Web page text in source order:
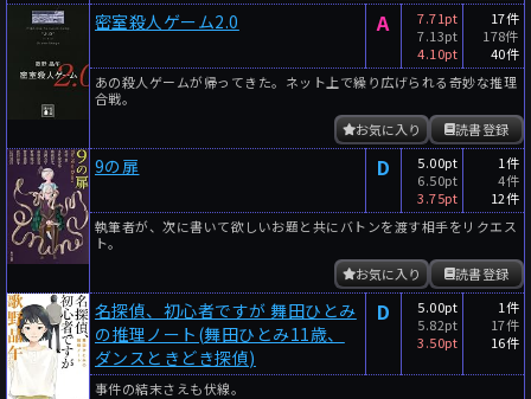
密室殺人ゲーム2.0 A
7.71pt
7.13pt
4.10pt
17件
178件
40件
あの殺人ゲームが帰ってきた。ネット上で繰り広げられる奇妙な推理
合戦。
読書登録
お気に入り
9の扉 D
5.00pt
6.50pt
3.75pt
1件
4件
12件
執筆者が、次に書いて欲しいお題と共にバトンを渡す相手をリクエス
ト。
読書登録
お気に入り
名探偵、初心者ですが 舞田ひとみ
の推理ノート(舞田ひとみ11歳、
ダンスときどき探偵)
D
5.00pt
5.82pt
3.50pt
1件
17件
16件
事件の結末さえも伏線。